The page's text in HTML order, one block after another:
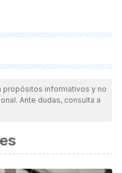
a profundidad por
confiabilidad,
este artículo fue
de los
propósitos informativos y no
Ante dudas, consulta a